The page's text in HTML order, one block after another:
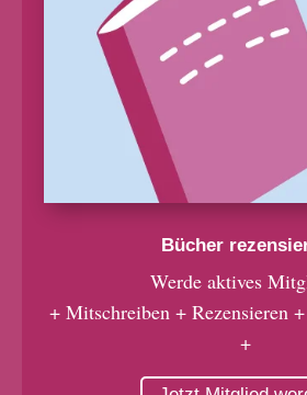
Bücher
Werde aktives
+ Mitschreiben + Rezensieren
+